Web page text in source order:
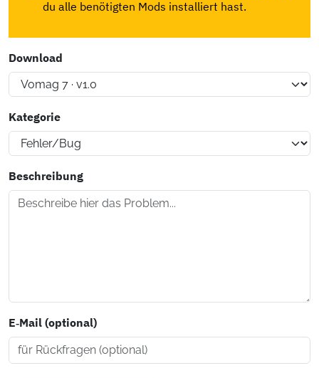
du alle benötigten Mods installiert hast.
Download
Kategorie
Beschreibung
E‑Mail (optional)